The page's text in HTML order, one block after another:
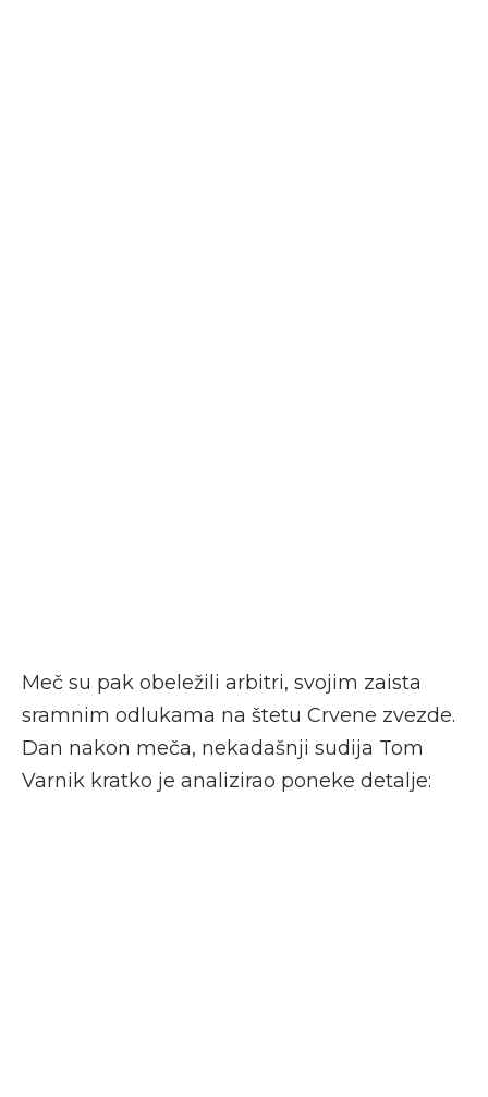
Meč su pak obeležili arbitri, svojim zaista
sramnim odlukama na štetu Crvene zvezde.
Dan nakon meča, nekadašnji sudija Tom
Varnik kratko je analizirao poneke detalje: